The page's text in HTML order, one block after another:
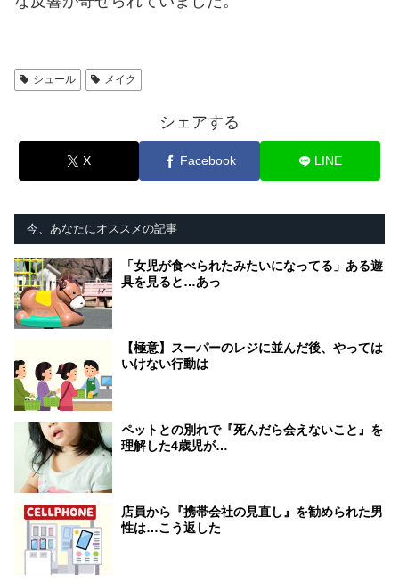
シュール メイク
シェアする
X Facebook LINE
今、あなたにオススメの記事
「女児が食べられたみたいになってる」ある遊
具を見ると…あっ
【極意】スーパーのレジに並んだ後、やっては
いけない行動は
ペットとの別れで『死んだら会えないこと』を
理解した4歳児が…
店員から『携帯会社の見直し』を勧められた男
性は…こう返した